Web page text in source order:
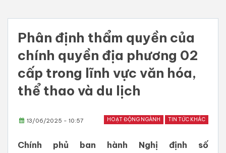
Phân định thẩm quyền của
chính quyền địa phương 02
cấp trong lĩnh vực văn hóa,
thể thao và du lịch
HOẠT ĐỘNG NGÀNH TIN TỨC KHÁC
13/06/2025 - 10:57
Chính phủ ban hành Nghị định số